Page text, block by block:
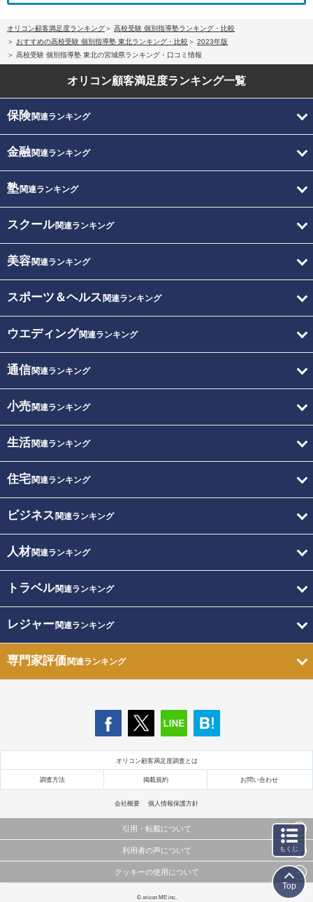
オリコン顧客満足度ランキング
高校受験 個別指導塾ランキング・比較
おすすめの高校受験 個別指導塾 東北ランキング・比較
2023年版
高校受験 個別指導塾 東北の宮城県ランキング・口コミ情報
オリコン顧客満足度ランキング一覧
保険関連ランキング
金融関連ランキング
塾関連ランキング
スクール関連ランキング
美容関連ランキング
スポーツ＆ヘルス 関連ランキング
ウエディング関連ランキング
通信関連ランキング
小売関連ランキング
生活関連ランキング
住宅関連ランキング
ビジネス 関連ランキング
人材関連ランキング
トラベル関連ランキング
レジャー関連ランキング
専門家評価関連ランキング
オリコン顧客満足度調査とは
調査方法 掲載規約 お問い合わせ
会社概要 個人情報保護方針
引用・転載について
当サイトで公開されている情報（文字、写真、イラスト、画像データ等）及びこれらの配置・
これらの情報を権利者の許可なく無断転載・複製などの二次利用を行うことは固く禁じており
利用者の声について
当サイトに掲載している内容はすべてサービスの利用者が提出された見解・感想です。
弊社の見解・ 意見ではないことをご理解いただいた上でご覧ください。
クッキーの使用について
このサイトでは Cookie を使用して、ユーザーに合わせたコンテンツや広告の表示、ソーシャル
© oricon ME inc.
もくじ
Top